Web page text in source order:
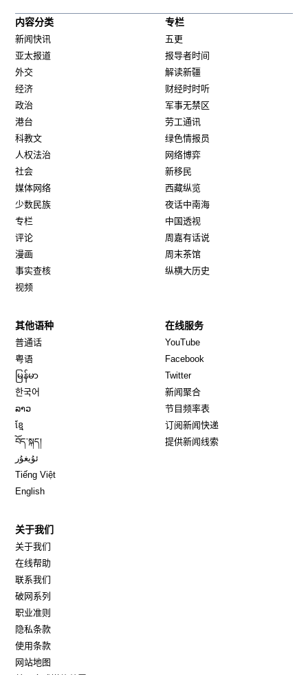
内容分类
新闻快讯
亚太报道
外交
经济
政治
港台
科教文
人权法治
社会
媒体网络
少数民族
专栏
评论
漫画
事实查核
视频
专栏
五更
报导者时间
解读新疆
财经时时听
军事无禁区
劳工通讯
绿色情报员
网络博弈
新移民
西藏纵览
夜话中南海
中国透视
周嘉有话说
周末茶馆
纵横大历史
其他语种
普通话
粤语
မြန်မာ
한국어
ລາວ
ខ្មែ
བོད་སྐད།
ئۇيغۇر
Tiếng Việt
English
在线服务
YouTube
Facebook
TwitterOpens in new window
新闻聚合
节目频率表
订阅新闻快递
提供新闻线索
关于我们
关于我们
在线帮助
联系我们
破网系列
职业准则
隐私条款
使用条款
网站地图